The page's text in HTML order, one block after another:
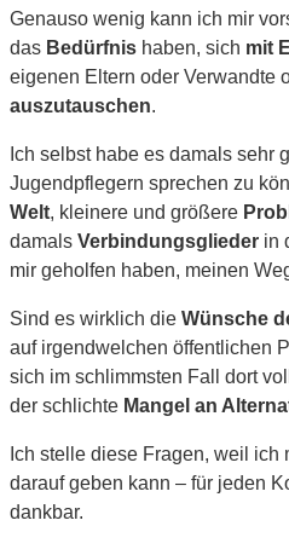
Genauso wenig kann ich mir
das Bedürfnis haben, sich mit
eigenen Eltern oder Verwandte
auszutauschen.
Ich selbst habe es damals sehr
Jugendpflegern sprechen zu
Welt, kleinere und größere
damals Verbindungsglieder in
mir geholfen haben, meinen
Sind es wirklich die Wünsche
auf irgendwelchen öffentlichen
sich im schlimmsten Fall dort
der schlichte Mangel an
Ich stelle diese Fragen, weil ich
darauf geben kann – für jeden
dankbar.